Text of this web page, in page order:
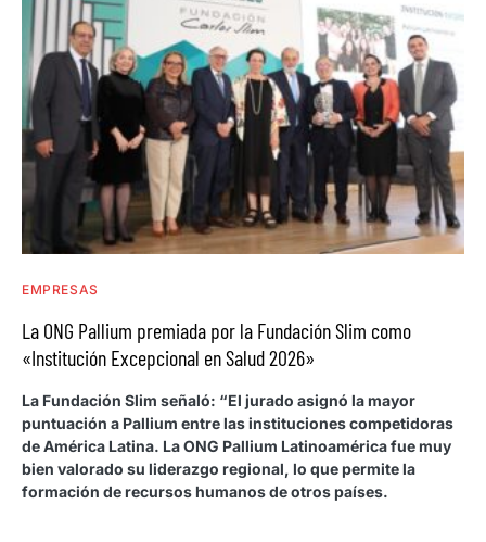
EMPRESAS
La ONG Pallium premiada por la Fundación Slim como
«Institución Excepcional en Salud 2026»
La Fundación Slim señaló: “El jurado asignó la mayor
puntuación a Pallium entre las instituciones competidoras
de América Latina. La ONG Pallium Latinoamérica fue muy
bien valorado su liderazgo regional, lo que permite la
formación de recursos humanos de otros países.